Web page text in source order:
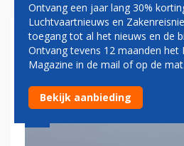
ANA START
TUSSEN TOKIO
Ontvang een jaar lang 30%
Luchtvaartnieuws en
toegang tot al het nieuws en de
Ontvang tevens 12 maanden het
Magazine in de mail of op de mat.
Bekijk aanbieding